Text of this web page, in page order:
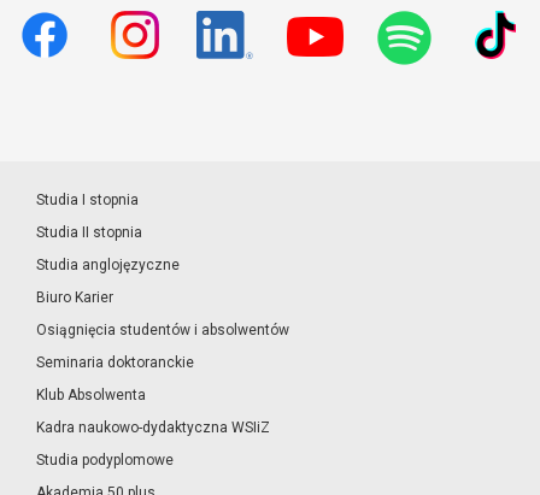
Studia I stopnia
Studia II stopnia
Studia anglojęzyczne
Biuro Karier
Osiągnięcia studentów i absolwentów
Seminaria doktoranckie
Klub Absolwenta
Kadra naukowo-dydaktyczna WSIiZ
Studia podyplomowe